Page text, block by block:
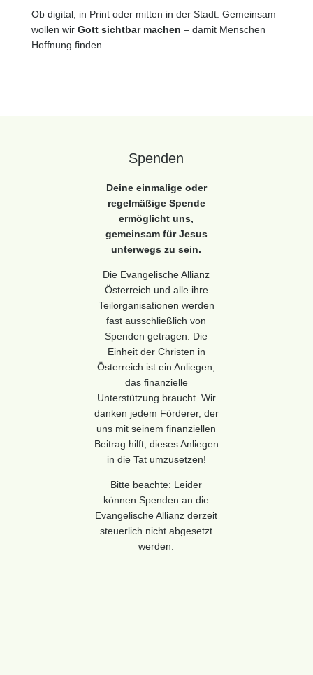
Ob digital, in Print oder mitten in der Stadt: Gemeinsam
wollen wir Gott sichtbar machen – damit Menschen
Hoffnung finden.
Spenden
Deine einmalige oder
regelmäßige Spende
ermöglicht uns,
gemeinsam für Jesus
unterwegs zu sein.
Die Evangelische Allianz
Österreich und alle ihre
Teilorganisationen werden
fast ausschließlich von
Spenden getragen. Die
Einheit der Christen in
Österreich ist ein Anliegen,
das finanzielle
Unterstützung braucht. Wir
danken jedem Förderer, der
uns mit seinem finanziellen
Beitrag hilft, dieses Anliegen
in die Tat umzusetzen!
Bitte beachte: Leider
können Spenden an die
Evangelische Allianz derzeit
steuerlich nicht abgesetzt
werden.